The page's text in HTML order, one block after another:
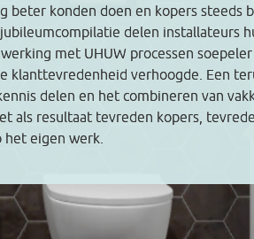
beter konden doen en kopers steeds
delen installateurs
met UHUW processen soepeler
klanttevredenheid verhoogde. Een
delen en het combineren van
als resultaat tevreden kopers,
eigen werk.